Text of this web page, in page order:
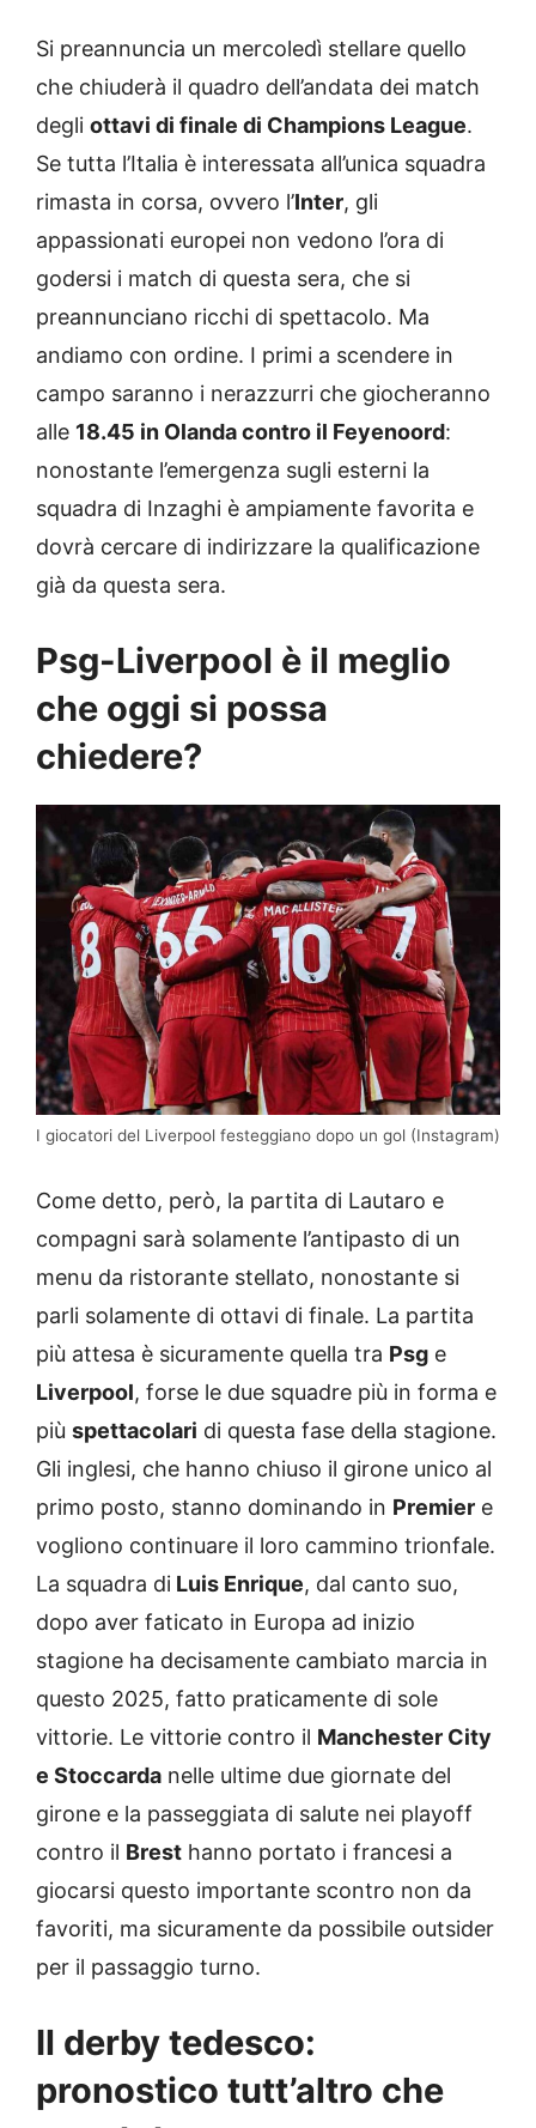
Si preannuncia un mercoledì stellare quello
che chiuderà il quadro dell’andata dei match
degli ottavi di finale di Champions League.
Se tutta l’Italia è interessata all’unica squadra
rimasta in corsa, ovvero l’Inter, gli
appassionati europei non vedono l’ora di
godersi i match di questa sera, che si
preannunciano ricchi di spettacolo. Ma
andiamo con ordine. I primi a scendere in
campo saranno i nerazzurri che giocheranno
alle 18.45 in Olanda contro il Feyenoord:
nonostante l’emergenza sugli esterni la
squadra di Inzaghi è ampiamente favorita e
dovrà cercare di indirizzare la qualificazione
già da questa sera.
Psg-Liverpool è il meglio
che oggi si possa
chiedere?
I giocatori del Liverpool festeggiano dopo un gol (Instagram)
Come detto, però, la partita di Lautaro e
compagni sarà solamente l’antipasto di un
menu da ristorante stellato, nonostante si
parli solamente di ottavi di finale. La partita
più attesa è sicuramente quella tra Psg e
Liverpool, forse le due squadre più in forma e
più spettacolari di questa fase della stagione.
Gli inglesi, che hanno chiuso il girone unico al
primo posto, stanno dominando in Premier e
vogliono continuare il loro cammino trionfale.
La squadra di Luis Enrique, dal canto suo,
dopo aver faticato in Europa ad inizio
stagione ha decisamente cambiato marcia in
questo 2025, fatto praticamente di sole
vittorie. Le vittorie contro il Manchester City
e Stoccarda nelle ultime due giornate del
girone e la passeggiata di salute nei playoff
contro il Brest hanno portato i francesi a
giocarsi questo importante scontro non da
favoriti, ma sicuramente da possibile outsider
per il passaggio turno.
Il derby tedesco:
pronostico tutt’altro che